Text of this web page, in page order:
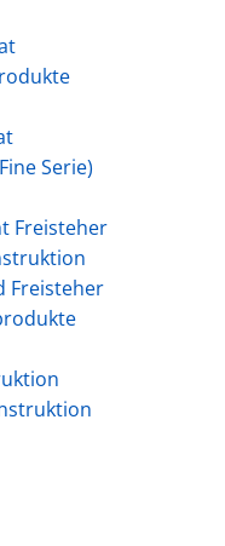
Serie)
Freisteher
Freisteher